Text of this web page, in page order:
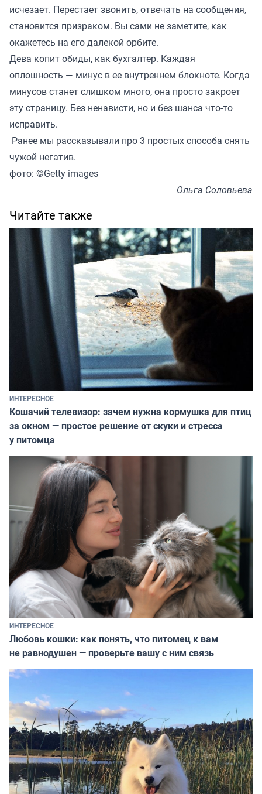
исчезает. Перестает звонить, отвечать на сообщения,
становится призраком. Вы сами не заметите, как
окажетесь на его далекой орбите.
Дева копит обиды, как бухгалтер. Каждая
оплошность — минус в ее внутреннем блокноте. Когда
минусов станет слишком много, она просто закроет
эту страницу. Без ненависти, но и без шанса что-то
исправить.
Ранее мы рассказывали про 3 простых способа снять
чужой негатив.
фото: ©Getty images
Ольга Соловьева
Читайте также
ИНТЕРЕСНОЕ
Кошачий телевизор: зачем нужна кормушка для птиц
за окном — простое решение от скуки и стресса
у питомца
ИНТЕРЕСНОЕ
Любовь кошки: как понять, что питомец к вам
не равнодушен — проверьте вашу с ним связь